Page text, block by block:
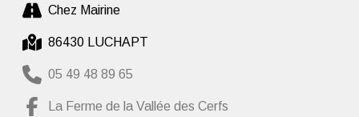
Chez Mairine
86430 LUCHAPT
05 49 48 89 65
La Ferme de la Vallée des Cerfs